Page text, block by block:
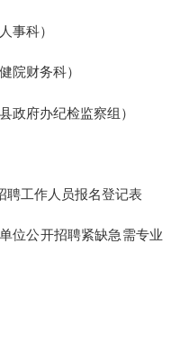
事科）
院财务科）
政府办纪检监察组）
聘工作人员报名登记表
位公开招聘紧缺急需专业